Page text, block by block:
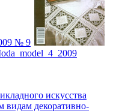
№ 9
искусства
декоративно-